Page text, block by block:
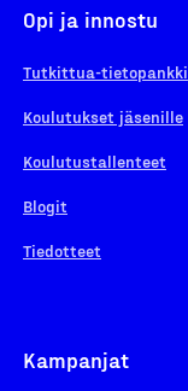
Opi ja innostu
Tutkittua-tietopankki
Koulutukset jäsenille
Koulutustallenteet
Blogit
Tiedotteet
Kampanjat